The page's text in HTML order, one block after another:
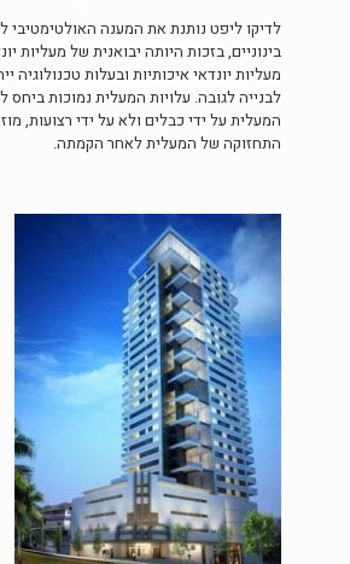
לדיקו ליפט נותנת את המענה האולטימטיבי
בינוניים, בזכות היותה יבואנית של מעליות
מעליות יונדאי איכותיות ובעלות טכנולוגיה
לבנייה לגובה. עלויות המעלית נמוכות ביחס
המעלית על ידי כבלים ולא על ידי רצועות,
התחזוקה של המעלית לאחר הקמתה.